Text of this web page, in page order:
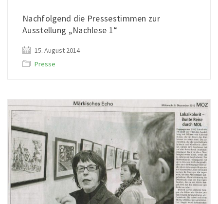
Nachfolgend die Pressestimmen zur
Ausstellung „Nachlese 1“
15. August 2014
Presse